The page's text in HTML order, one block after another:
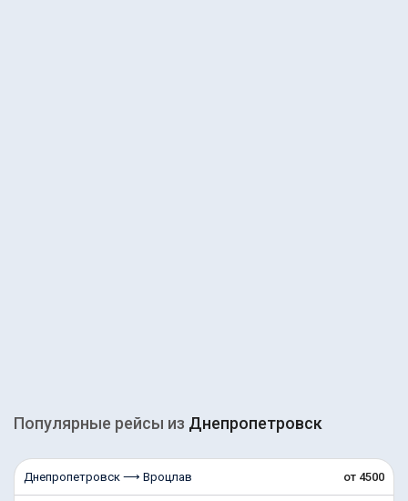
Популярные рейсы из Днепропетровск
Днепропетровск ⟶ Вроцлав от 4500